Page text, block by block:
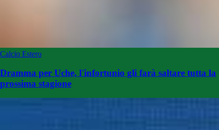
Calcio Estero
Dramma per Uche, l'infortunio gli farà saltare tutta la
prossima stagione